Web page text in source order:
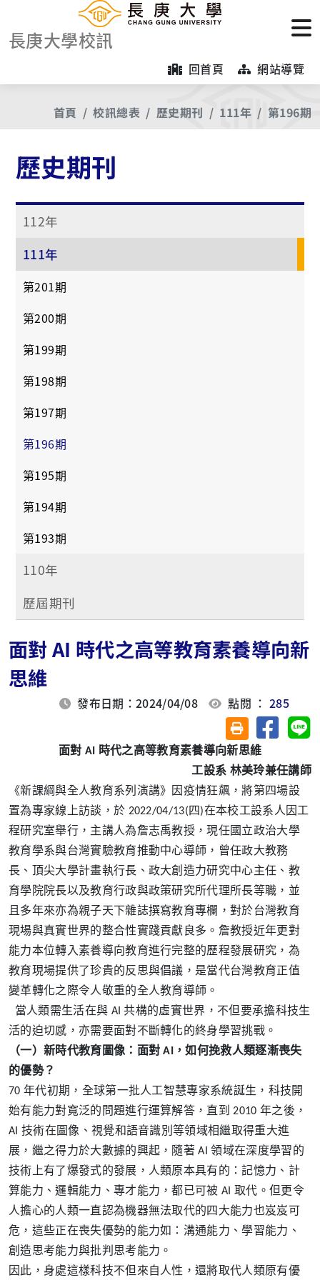
長庚大學校訊
回首頁 網站導覽
首頁 校訊總表 歷史期刊 111年 第196期
歷史期刊
112年
111年
第201期
第200期
第199期
第198期
第197期
第196期
第195期
第194期
第193期
110年
歷屆期刊
面對 AI 時代之高等教育素養導向新
思維
發布日期：2024/04/08 點閱 ：285
友善列印(另開視
分享至
面對 AI 時代之高等教育素養導向新思維
工設系 林美玲兼任講師
《新課綱與全人教育系列演講》因疫情狂飆，將第四場設
置為專家線上訪談，於 2022/04/13(四)在本校工設系人因工
程研究室舉行，主講人為詹志禹教授，現任國立政治大學
教育學系與台灣實驗教育推動中心導師，曾任政大教務
長、頂尖大學計畫執行長、政大創造力研究中心主任、教
育學院院長以及教育行政與政策研究所代理所長等職，並
且多年來亦為親子天下雜誌撰寫教育專欄，對於台灣教育
現場與真實世界的整合性實踐貢獻良多。詹教授近年更對
能力本位轉入素養導向教育進行完整的歷程發展研究，為
教育現場提供了珍貴的反思與倡議，是當代台灣教育正值
變革轉化之際令人敬重的全人教育導師。
當人類需生活在與 AI 共構的虛實世界，不但要承擔科技生
活的迫切感，亦需要面對不斷轉化的終身學習挑戰。
（一） 新時代教育圖像：面對 AI，如何挽救人類逐漸喪失
的優勢？
70 年代初期，全球第一批人工智慧專家系統誕生，科技開
始有能力對寬泛的問題進行運算解答，直到 2010 年之後，
AI 技術在圖像、視覺和語音識別等領域相繼取得重大進
展，繼之得力於大數據的興起，隨著 AI 領域在深度學習的
技術上有了爆發式的發展，人類原本具有的：記憶力、計
算能力、邏輯能力、專才能力，都已可被 AI 取代。但更令
人擔心的人類一直認為機器無法取代的四大能力也岌岌可
危，這些正在喪失優勢的能力如：溝通能力、學習能力、
創造思考能力與批判思考能力。
因此，身處這樣科技不但來自人性，還將取代人類原有優